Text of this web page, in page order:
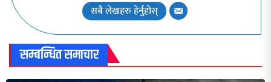
सबै लेखहरु हेर्नुहोस्
सम्बन्धित समाचार